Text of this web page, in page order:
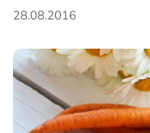
28.08.2016